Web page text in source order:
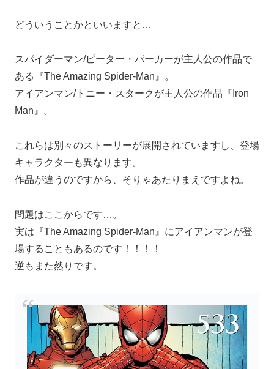
どういうことかといいますと…
スパイダーマン/ピーター・パーカーが主人公の作品で
ある『The Amazing Spider-Man』。
アイアンマン/トニー・スタークが主人公の作品『Iron
Man』。
これらは別々のストーリーが展開されていますし、登場
キャラクターも異なります。
作品が違うのですから、そりゃあたりまえですよね。
問題はここからです…。
実は『The Amazing Spider-Man』にアイアンマンが登
場することもあるのです！！！！
逆もまた然りです。